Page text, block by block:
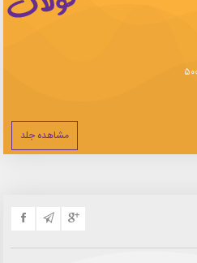
مشاهده جلد